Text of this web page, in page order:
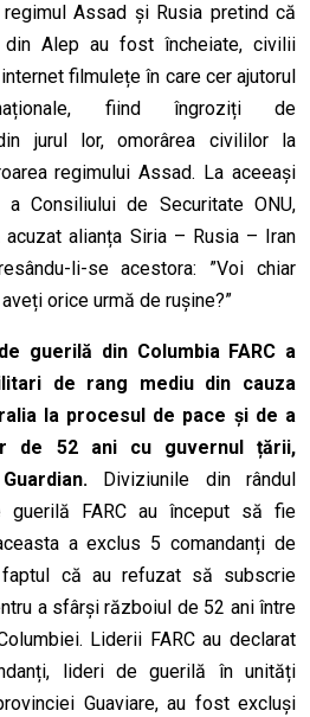
regimul Assad și Rusia pretind că
din Alep au fost încheiate, civilii
filmulețe în care cer ajutorul
fiind îngroziți de
jurul lor, omorârea civililor la
regimului Assad. La aceeași
Consiliului de Securitate ONU,
acuzat alianța Siria – Rusia – Iran
li-se acestora: ”Voi chiar
aveți orice urmă de rușine?”
guerilă din Columbia FARC a
de rang mediu din cauza
la procesul de pace șide a
de 52 ani
cu guvernul țării,
Diviziunile din rândul
guerilă FARC au început să fie
a exclus 5 comandanți de
faptul că au refuzat să subscrie
a sfârși războiul de 52 ani între
. Liderii FARCau declarat
lideri de guerilă în unități
Guaviare, au fost excluși